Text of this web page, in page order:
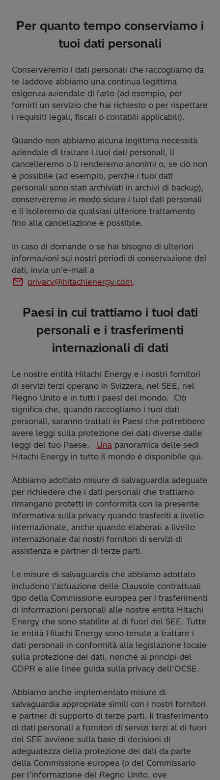
Per quanto tempo conserviamo i
tuoi dati personali
Conserveremo i dati personali che raccogliamo da
te laddove abbiamo una continua legittima
esigenza aziendale di farlo (ad esempio, per
fornirti un servizio che hai richiesto o per rispettare
i requisiti legali, fiscali o contabili applicabili).
Quando non abbiamo alcuna legittima necessità
aziendale di trattare i tuoi dati personali, li
cancelleremo o li renderemo anonimi o, se ciò non
è possibile (ad esempio, perché i tuoi dati
personali sono stati archiviati in archivi di backup),
conserveremo in modo sicuro i tuoi dati personali
e li isoleremo da qualsiasi ulteriore trattamento
fino alla cancellazione è possibile.
In caso di domande o se hai bisogno di ulteriori
informazioni sui nostri periodi di conservazione dei
dati, invia un’e-mail a
privacy@hitachienergy.com.
Paesi in cui trattiamo i tuoi dati
personali e i trasferimenti
internazionali di dati
Le nostre entità Hitachi Energy e i nostri fornitori
di servizi terzi operano in Svizzera, nel SEE, nel
Regno Unito e in tutti i paesi del mondo. Ciò
significa che, quando raccogliamo i tuoi dati
personali, saranno trattati in Paesi che potrebbero
avere leggi sulla protezione dei dati diverse dalle
leggi del tuo Paese. Una panoramica delle sedi
Hitachi Energy in tutto il mondo è disponibile qui.
Abbiamo adottato misure di salvaguardia adeguate
per richiedere che i dati personali che trattiamo
rimangano protetti in conformità con la presente
Informativa sulla privacy quando trasferiti a livello
internazionale, anche quando elaborati a livello
internazionale dai nostri fornitori di servizi di
assistenza e partner di terze parti.
Le misure di salvaguardia che abbiamo adottato
includono l’attuazione delle Clausole contrattuali
tipo della Commissione europea per i trasferimenti
di informazioni personali alle nostre entità Hitachi
Energy che sono stabilite al di fuori del SEE. Tutte
le entità Hitachi Energy sono tenute a trattare i
dati personali in conformità alla legislazione locale
sulla protezione dei dati, nonché ai principi del
GDPR e alle linee guida sulla privacy dell’OCSE.
Abbiamo anche implementato misure di
salvaguardia appropriate simili con i nostri fornitori
e partner di supporto di terze parti. Il trasferimento
di dati personali a fornitori di servizi terzi al di fuori
del SEE avviene sulla base di decisioni di
adeguatezza della protezione dei dati da parte
della Commissione europea (o del Commissario
per l’informazione del Regno Unito, ove